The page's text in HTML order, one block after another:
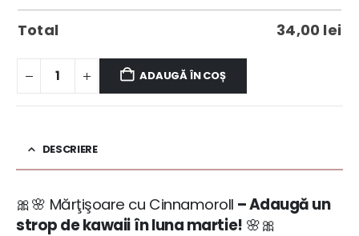
Total 34,00 lei
ADAUGĂ ÎN COȘ
DESCRIERE
🎀🌸 Mărţişoare cu Cinnamoroll – Adaugă un
strop de kawaii în luna martie! 🌸🎀